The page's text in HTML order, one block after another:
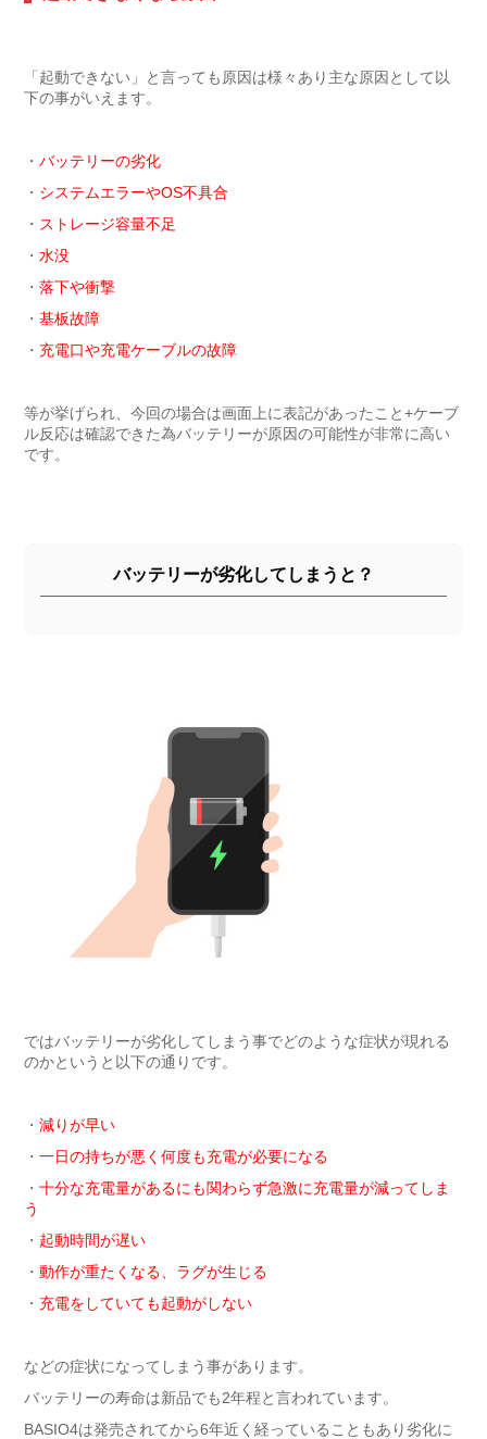
「起動できない」と言っても原因は様々あり主な原因として以
下の事がいえます。
・ バッテリーの劣化
・ システムエラーやOS不具合
・ ストレージ容量不足
・ 水没
・ 落下や衝撃
・ 基板故障
・ 充電口や充電ケーブルの故障
等が挙げられ、今回の場合は画面上に表記があったこと+ケーブ
ル反応は確認できた為バッテリーが原因の可能性が非常に高い
です。
バッテリーが劣化してしまうと？
ではバッテリーが劣化してしまう事でどのような症状が現れる
のかというと以下の通りです。
・ 減りが早い
・ 一日の持ちが悪く何度も充電が必要になる
・ 十分な充電量があるにも関わらず急激に充電量が減ってしま
う
・ 起動時間が遅い
・ 動作が重たくなる、ラグが生じる
・ 充電をしていても起動がしない
などの症状になってしまう事があります。
バッテリーの寿命は新品でも2年程と言われています。
BASIO4は発売されてから6年近く経っていることもあり劣化に